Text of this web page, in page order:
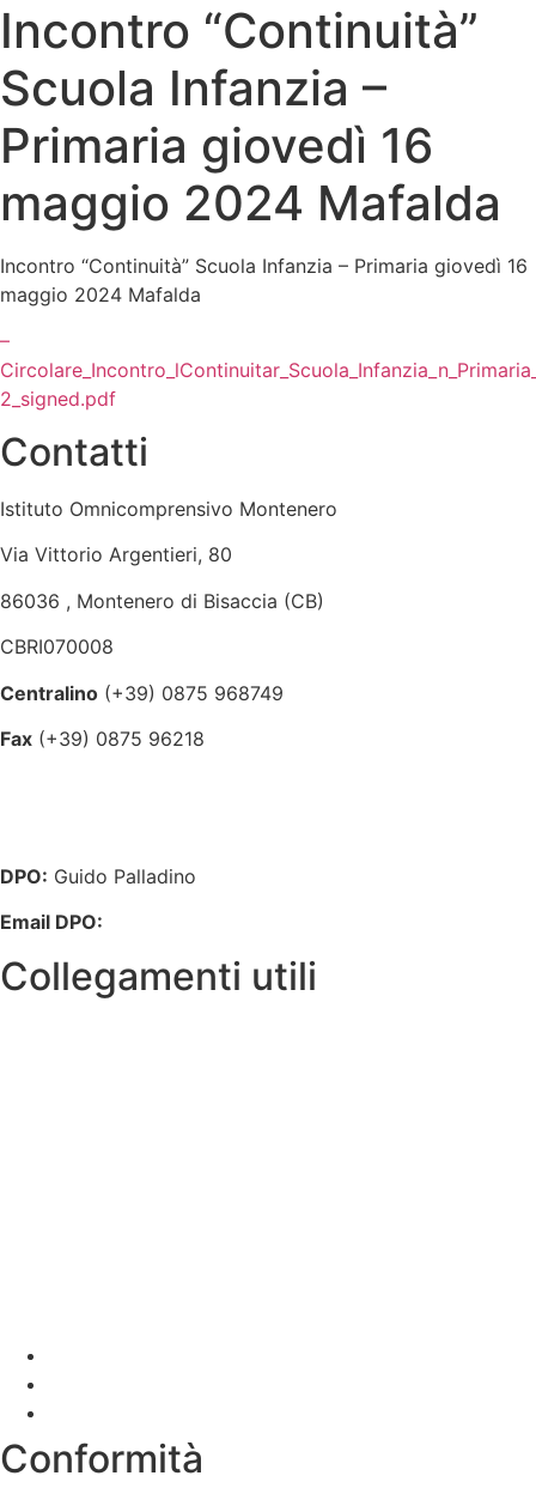
Incontro “Continuità”
Scuola Infanzia –
Primaria giovedì 16
maggio 2024 Mafalda
Incontro “Continuità” Scuola Infanzia – Primaria giovedì 16
maggio 2024 Mafalda
–
2_signed.pdf
Contatti
Istituto Omnicomprensivo Montenero
Via Vittorio Argentieri, 80
86036 , Montenero di Bisaccia (CB)
CBRI070008
Centralino (+39) 0875 968749
Fax (+39) 0875 96218
DPO: Guido Palladino
Email DPO:
Collegamenti utili
Conformità